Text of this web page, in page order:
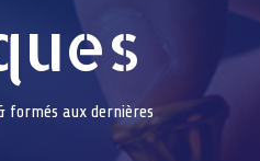
formés aux dernières